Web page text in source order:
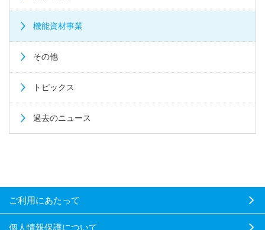
機能資材事業
その他
トピックス
過去のニュース
ご利用にあたって
個人情報保護について